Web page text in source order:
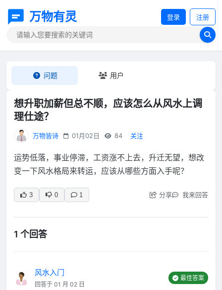
万物有灵 登录 注册
问题 用户
想升职加薪但总不顺，应该怎么从风水上调
理仕途？
万物皆诗 01月02日 84 关注
运势低落，事业停滞，工资涨不上去，升迁无望，想改
变一下风水格局来转运，应该从哪些方面入手呢？
3 0 1 分享 我来回答
1 个回答
风水入门
回答于 01 月 02 日
最佳答案